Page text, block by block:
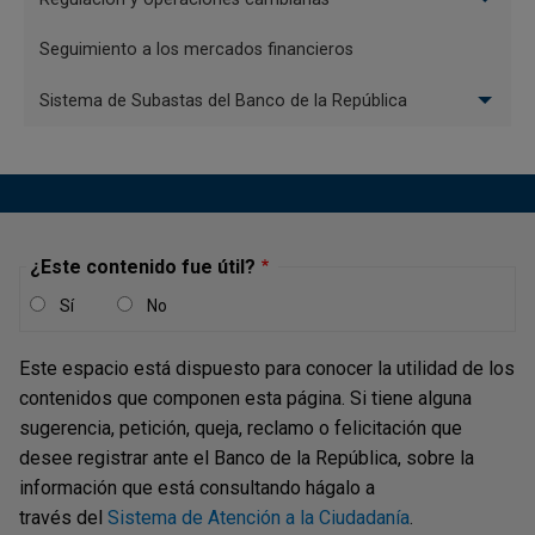
se presenta la normatividad que se aplica a estas
operaciones por parte del Banco de la República, se
generalidades relacionadas con este mecanismo.
El texto del Convenio de la ALADI puede ser consultado
en el sitio Web de la Secretaria General de la ALADI. Para
Instituciones autorizadas para operar a
través del convenio de pagos y créditos
recíprocos de ALADI
Seguimiento a los mercados financieros
Sistema de Subastas del Banco de la República
¿Este contenido fue útil?
Sí No
Este espacio está dispuesto para conocer la utilidad de los
contenidos que componen esta página. Si tiene alguna
sugerencia, petición, queja, reclamo o felicitación que
desee registrar ante el Banco de la República, sobre la
información que está consultando hágalo a
través del Sistema de Atención a la Ciudadanía